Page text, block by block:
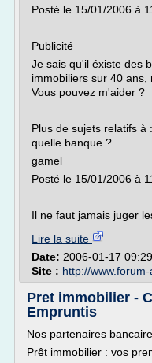
Posté le 15/01/2006 à
Publicité
Je sais qu'il éxiste des
immobiliers sur 40 ans,
Vous pouvez m'aider ?
Plus de sujets relatifs à
quelle banque ?
gamel
Posté le 15/01/2006 à
Il ne faut jamais juger
Lire la suite
Date: 2006-01-17
Site : http://
Pret immobilier -
Empruntis
Nos partenaires
Prêt immobilier : vos